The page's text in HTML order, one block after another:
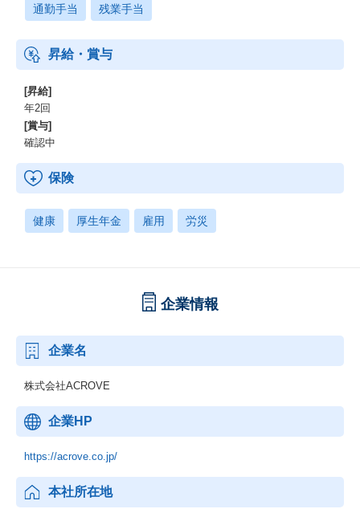
通勤手当 残業手当
昇給・賞与
[昇給]
年2回
[賞与]
確認中
保険
健康 厚生年金 雇用 労災
企業情報
企業名
株式会社ACROVE
企業HP
https://acrove.co.jp/
本社所在地